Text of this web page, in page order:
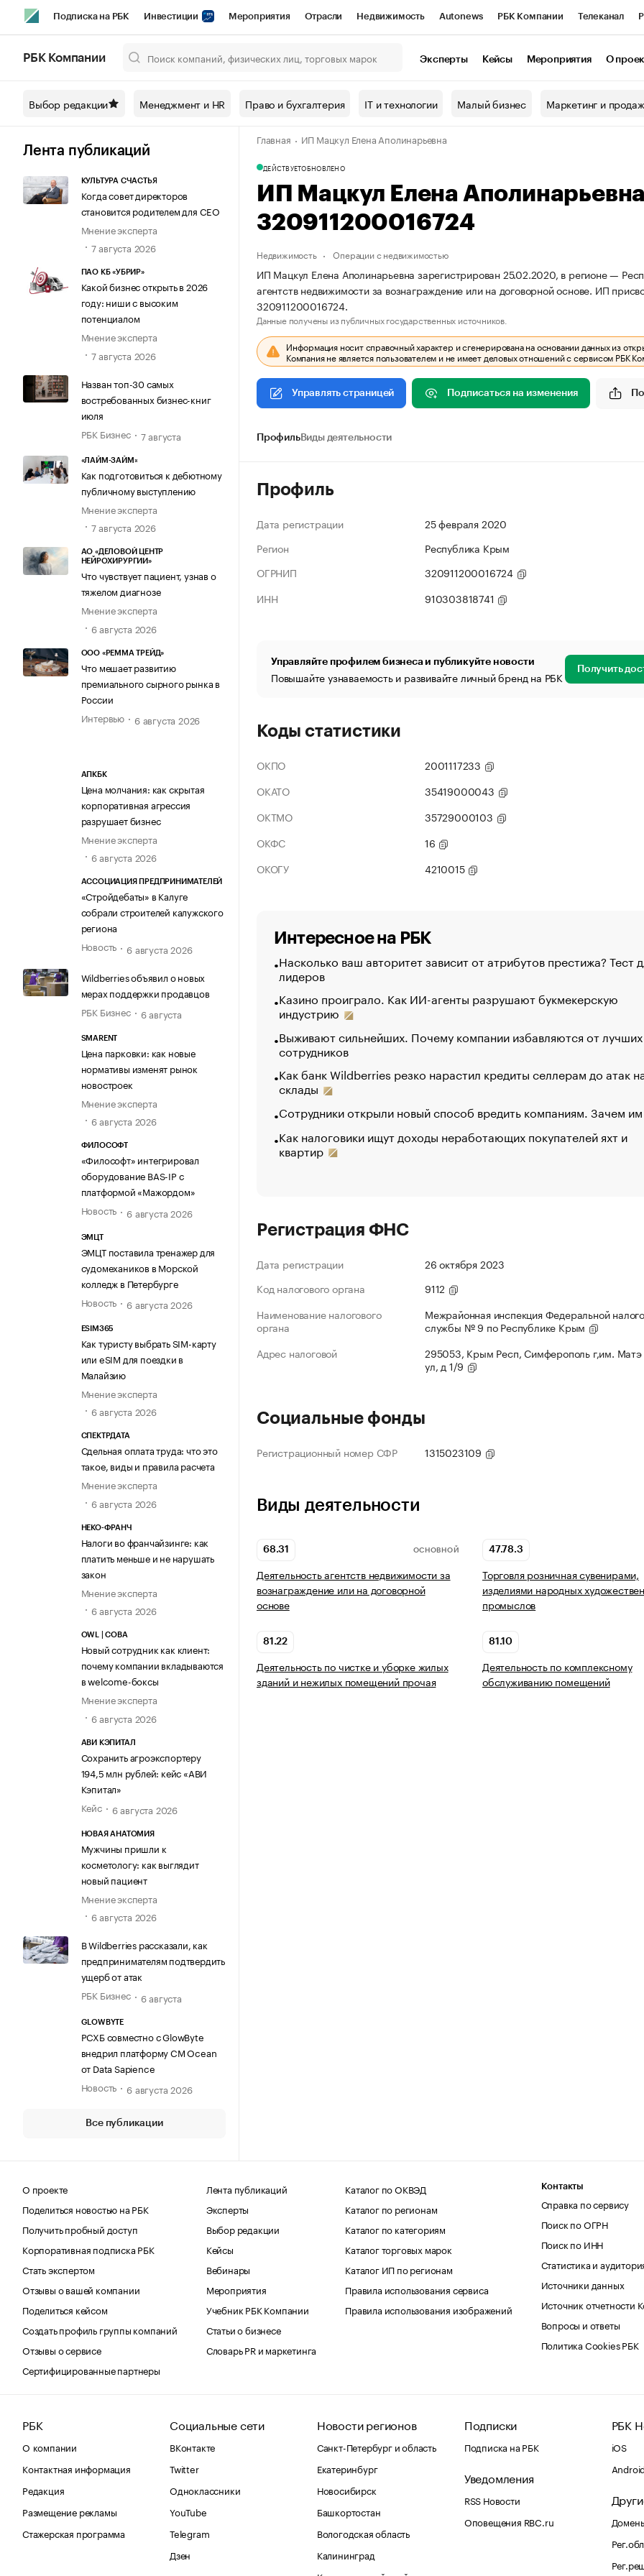
Подписка на РБК Инвестиции Мероприятия Отрасли Недвижимость Autonews РБК Компании Телеканал
Спецпроекты СПб Конференции СПб Спецпроекты Проверка контрагентов
Технологии и медиа Рынок наличной валюты
РБК Компании Эксперты Кейсы Мероприятия О
Выбор редакции Менеджмент и HR Право и бухгалтерия IT и технологии Малый бизнес Маркетинг и
Лента публикаций
КУЛЬТУРА СЧАСТЬЯ
Когда совет директоров
становится родителем для CEO
Мнение эксперта
7 августа 2026
ПАО КБ «УБРИР»
Какой бизнес открыть в 2026
году: ниши с высоким
потенциалом
Мнение эксперта
7 августа 2026
Назван топ-30 самых
востребованных бизнес-книг
июля
РБК Бизнес
7 августа
«ЛАЙМ-ЗАЙМ»
Как подготовиться к дебютному
публичному выступлению
Мнение эксперта
7 августа 2026
АО «ДЕЛОВОЙ ЦЕНТР
НЕЙРОХИРУРГИИ»
Что чувствует пациент, узнав о
тяжелом диагнозе
Мнение эксперта
6 августа 2026
ООО «РЕММА ТРЕЙД»
Что мешает развитию
премиального сырного рынка в
России
Интервью
6 августа 2026
АПКБК
Цена молчания: как скрытая
корпоративная агрессия
разрушает бизнес
Мнение эксперта
6 августа 2026
АССОЦИАЦИЯ ПРЕДПРИНИМАТЕЛЕЙ
«Стройдебаты» в Калуге
собрали строителей калужского
региона
Новость
6 августа 2026
Wildberries объявил о новых
мерах поддержки продавцов
РБК Бизнес
6 августа
SMARENT
Цена парковки: как новые
нормативы изменят рынок
новостроек
Мнение эксперта
6 августа 2026
ФИЛОСОФТ
«Философт» интегрировал
оборудование BAS-IP с
платформой «Мажордом»
Новость
6 августа 2026
ЭМЦТ
ЭМЦТ поставила тренажер для
судомехаников в Морской
колледж в Петербурге
Новость
6 августа 2026
ESIM365
Как туристу выбрать SIM-карту
или eSIM для поездки в
Малайзию
Мнение эксперта
6 августа 2026
СПЕКТРДАТА
Сдельная оплата труда: что это
такое, виды и правила расчета
Мнение эксперта
6 августа 2026
НЕКО-ФРАНЧ
Налоги во франчайзинге: как
платить меньше и не нарушать
закон
Мнение эксперта
6 августа 2026
OWL | СОВА
Новый сотрудник как клиент:
почему компании вкладываются
в welcome-боксы
Мнение эксперта
6 августа 2026
АВИ КЭПИТАЛ
Сохранить агроэкспортеру
194,5 млн рублей: кейс «АВИ
Кэпитал»
Кейс
6 августа 2026
НОВАЯ АНАТОМИЯ
Мужчины пришли к
косметологу: как выглядит
новый пациент
Мнение эксперта
6 августа 2026
В Wildberries рассказали, как
предпринимателям подтвердить
ущерб от атак
РБК Бизнес
6 августа
GLOWBYTE
РСХБ совместно с GlowByte
внедрил платформу CM Ocean
от Data Sapience
Новость
6 августа 2026
Все публикации
Главная ИП Мацкул Елена Аполинарьевна
ДЕЙСТВУЕТОБНОВЛЕНО
ИП Мацкул Елена
320911200016724
Недвижимость Операции с недвижимостью
ИП Мацкул Елена Аполинарьевна зарегистрирован 25.02.2020, в регионе —
агентств недвижимости за вознаграждение или на договорной основе. ИП
320911200016724.
Данные получены из публичных государственных источников.
Информация носит справочный характер и сгенерирована на основании данных из
Компания не является пользователем и не имеет деловых отношений с сервисом РБК
Управлять страницей Подписаться на изменения
ПрофильВиды деятельности
Профиль
Дата регистрации
25 февраля 2020
Регион
Республика Крым
ОГРНИП
320911200016724
ИНН
910303818741
Управляйте профилем бизнеса и публикуйте новости
Повышайте узнаваемость и развивайте личный бренд на РБК Получить
Коды статистики
ОКПО
2001117233
ОКАТО
35419000043
ОКТМО
35729000103
ОКФС
16
ОКОГУ
4210015
Интересное на РБК
Насколько ваш авторитет зависит от атрибутов престижа? Тест
лидеров
Казино проиграло. Как ИИ-агенты разрушают букмекерскую
индустрию
Выживают сильнейших. Почему компании избавляются от лучших
сотрудников
Как банк Wildberries резко нарастил кредиты селлерам до атак
склады
Сотрудники открыли новый способ вредить компаниям. Зачем
Как налоговики ищут доходы неработающих покупателей яхт и
квартир
Регистрация ФНС
Дата регистрации
26 октября 2023
Код налогового органа
9112
Наименование налогового
органа
Межрайонная инспекция Федеральной
службы № 9 по Республике Крым
Адрес налоговой
295053, Крым Респ, Симферополь г,им. Матэ
ул, д 1/9
Социальные фонды
Регистрационный номер СФР 1315023109
Виды деятельности
68.31 ОСНОВНОЙ
Деятельность агентств недвижимости за
вознаграждение или на договорной
основе
47.78.3
Торговля розничная сувенирами,
изделиями народных
промыслов
81.22
Деятельность по чистке и уборке жилых
зданий и нежилых помещений прочая
81.10
Деятельность по комплексному
обслуживанию помещений
О проекте
Поделиться новостью на РБК
Получить пробный доступ
Корпоративная подписка РБК
Стать экспертом
Отзывы о вашей компании
Поделиться кейсом
Создать профиль группы компаний
Отзывы о сервисе
Сертифицированные партнеры
Лента публикаций
Эксперты
Выбор редакции
Кейсы
Вебинары
Мероприятия
Учебник РБК Компании
Статьи о бизнесе
Словарь PR и маркетинга
Каталог по ОКВЭД
Каталог по регионам
Каталог по категориям
Каталог торговых марок
Каталог ИП по регионам
Правила использования сервиса
Правила использования изображений
Контакты
Справка по сервису
Поиск по ОГРН
Поиск по ИНН
Статистика и
Источники данных
Источник отчетности
Вопросы и ответы
Политика Cookies РБК
РБК
О компании
Контактная информация
Редакция
Размещение рекламы
Стажерская программа
Социальные сети
ВКонтакте
Twitter
Одноклассники
YouTube
Telegram
Дзен
Новости регионов
Санкт-Петербург и область
Екатеринбург
Новосибирск
Башкортостан
Вологодская область
Калининград
Подписки
Подписка на РБК
Уведомления
RSS Новости
Оповещения RBC.ru
РБК
iOS